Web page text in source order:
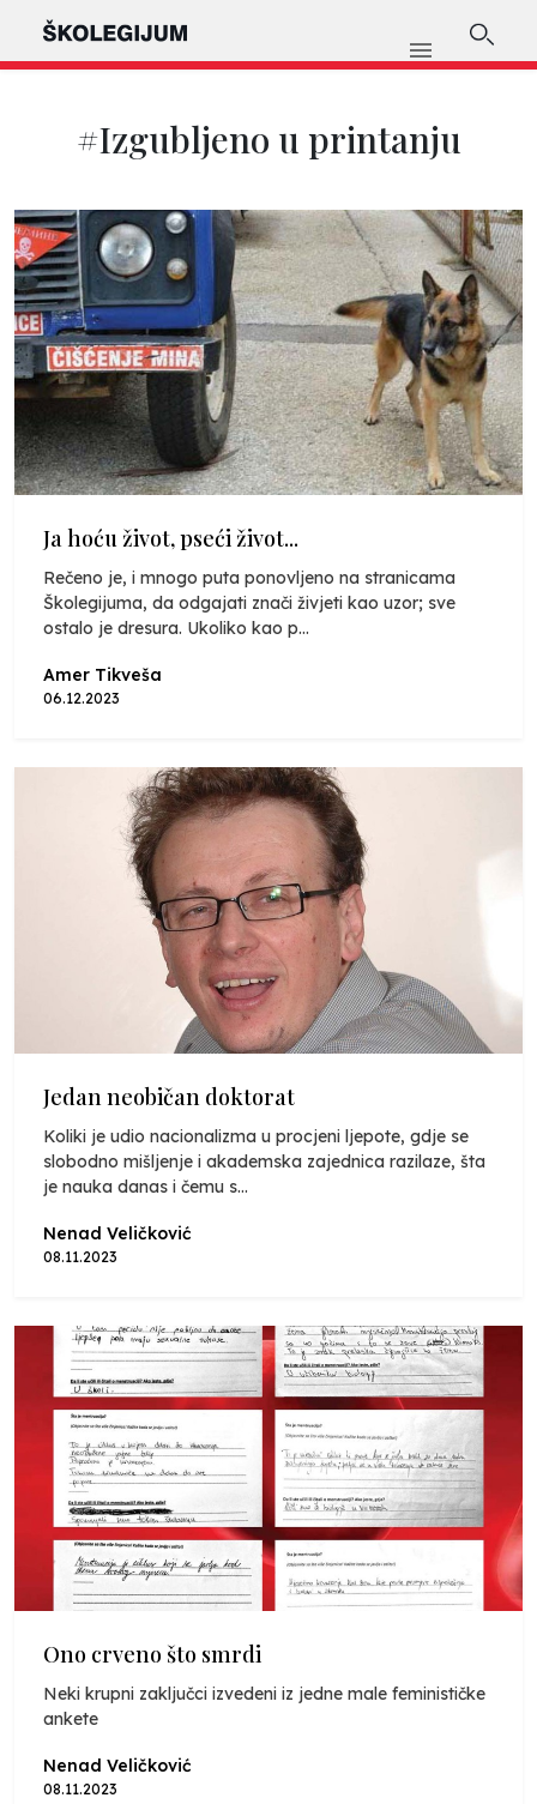
#Izgubljeno u printanju
Ja hoću život, pseći život...
Rečeno je, i mnogo puta ponovljeno na stranicama
Školegijuma, da odgajati znači živjeti kao uzor; sve
ostalo je dresura. Ukoliko kao p...
Amer Tikveša
06.12.2023
Jedan neobičan doktorat
Koliki je udio nacionalizma u procjeni ljepote, gdje se
slobodno mišljenje i akademska zajednica razilaze, šta
je nauka danas i čemu s...
Nenad Veličković
08.11.2023
Ono crveno što smrdi
Neki krupni zaključci izvedeni iz jedne male feminističke
ankete
Nenad Veličković
08.11.2023